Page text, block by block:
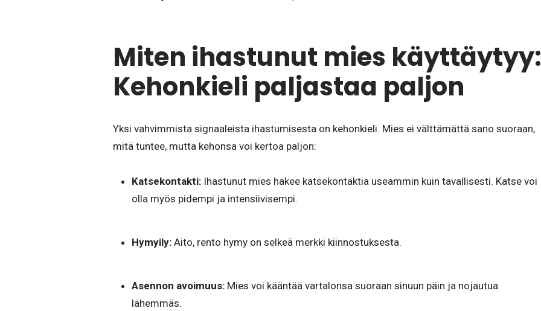
Miten ihastunut mies käyttäytyy:
Kehonkieli paljastaa paljon
Yksi vahvimmista signaaleista ihastumisesta on kehonkieli. Mies ei välttämättä sano suoraan,
mitä tuntee, mutta kehonsa voi kertoa paljon:
Katsekontakti:Ihastunut mies hakee katsekontaktia useammin kuin tavallisesti. Katse voi
olla myös pidempi ja intensiivisempi.
Hymyily:Aito, rento hymy on selkeä merkki kiinnostuksesta.
Asennon avoimuus:Mies voi kääntää vartalonsa suoraan sinuun päin ja nojautua
lähemmäs.